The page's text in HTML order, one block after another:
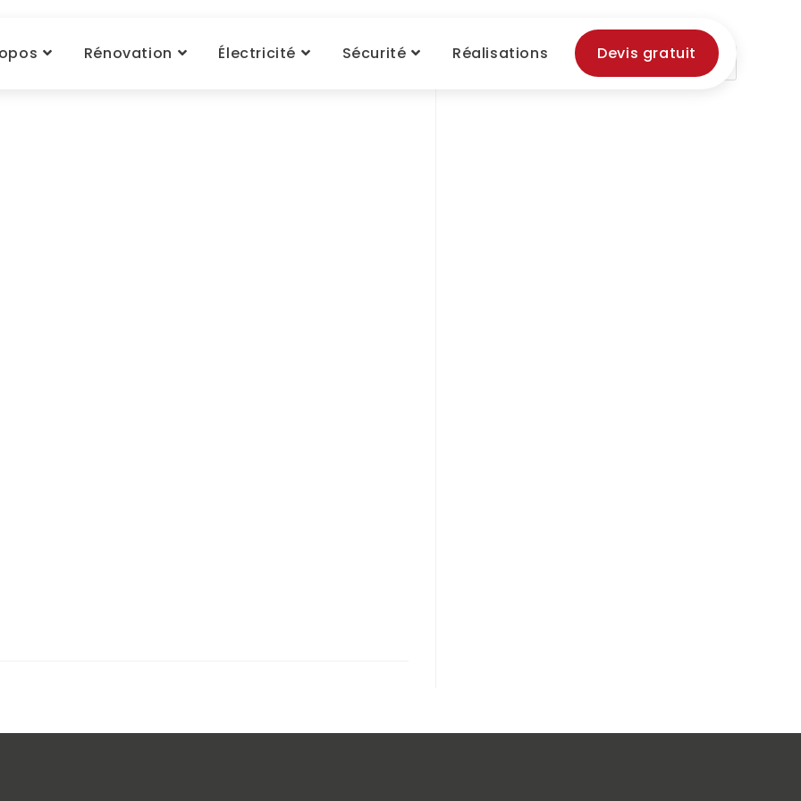
Rénovation Électricité Sécurité Réalisations Devis gratuit